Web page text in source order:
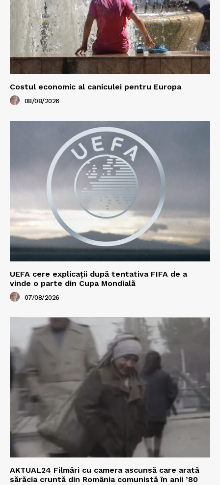
Costul economic al caniculei pentru Europa
08/08/2026
UEFA cere explicații după tentativa FIFA de a
vinde o parte din Cupa Mondială
07/08/2026
AKTUAL24 Filmări cu camera ascunsă care arată
sărăcia cruntă din România comunistă în anii ’80